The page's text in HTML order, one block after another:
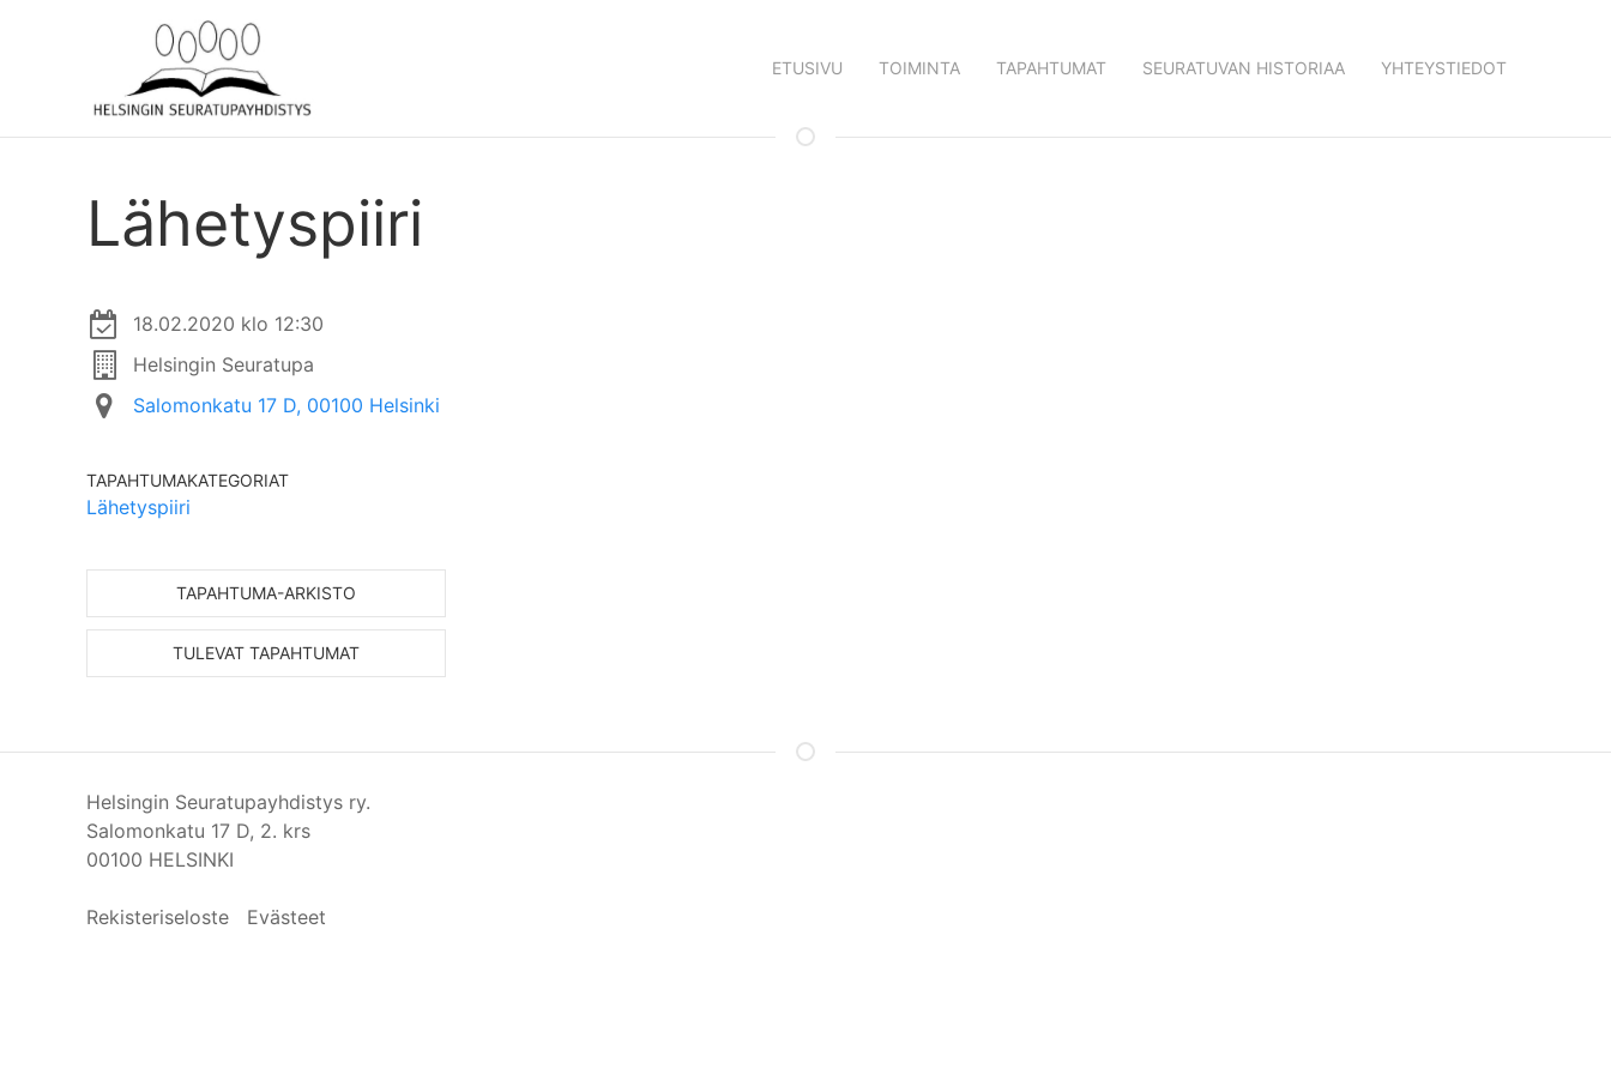
ETUSIVU TOIMINTA TAPAHTUMAT SEURATUVAN HISTORIAA YHTEYSTIEDOT
Lähetyspiiri
18.02.2020 klo 12:30
Helsingin Seuratupa
Salomonkatu 17 D, 00100 Helsinki
TAPAHTUMAKATEGORIAT
Lähetyspiiri
TAPAHTUMA-ARKISTO
TULEVAT TAPAHTUMAT
Helsingin Seuratupayhdistys ry.
Salomonkatu 17 D, 2. krs
00100 HELSINKI
Rekisteriseloste Evästeet